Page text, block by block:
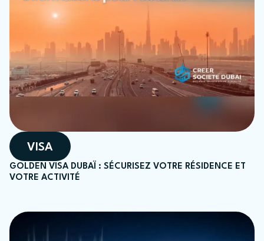
VISA
GOLDEN VISA DUBAÏ : SÉCURISEZ VOTRE RÉSIDENCE ET
VOTRE ACTIVITÉ